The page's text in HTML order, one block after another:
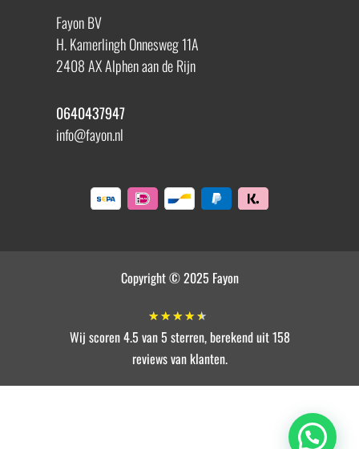
Fayon BV
H. Kamerlingh Onnesweg 11A
2408 AX Alphen aan de Rijn
0640437947
info@fayon.nl
Copyright © 2025 Fayon
★ ★ ★ ★ ★
Wij scoren 4.5 van 5 sterren, berekend uit 158
reviews van klanten.